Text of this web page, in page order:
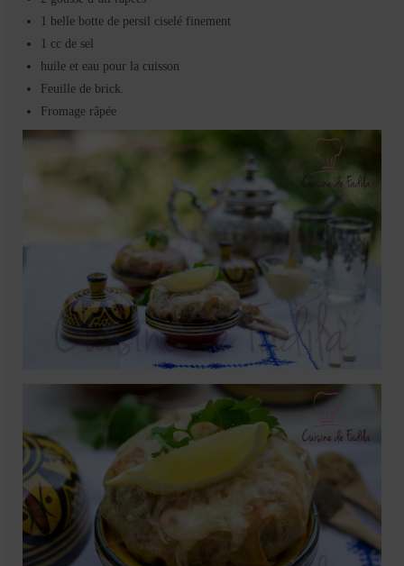
1 belle botte de persil ciselé finement
1 cc de sel
huile et eau pour la cuisson
Feuille de brick.
Fromage râpée